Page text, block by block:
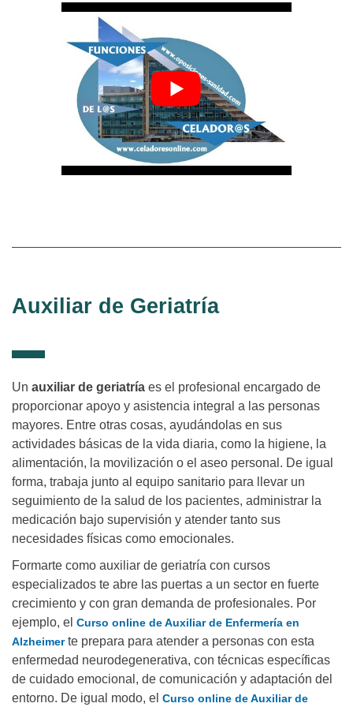
Auxiliar de Geriatría
Un auxiliar de geriatría es el profesional encargado de
proporcionar apoyo y asistencia integral a las personas
mayores. Entre otras cosas, ayudándolas en sus
actividades básicas de la vida diaria, como la higiene, la
alimentación, la movilización o el aseo personal. De igual
forma, trabaja junto al equipo sanitario para llevar un
seguimiento de la salud de los pacientes, administrar la
medicación bajo supervisión y atender tanto sus
necesidades físicas como emocionales.
Formarte como auxiliar de geriatría con cursos
especializados te abre las puertas a un sector en fuerte
crecimiento y con gran demanda de profesionales. Por
ejemplo, el Curso online de Auxiliar de Enfermería en
Alzheimerte prepara para atender a personas con esta
enfermedad neurodegenerativa, con técnicas específicas
de cuidado emocional, de comunicación y adaptación del
entorno. De igual modo, el Curso online de Auxiliar de